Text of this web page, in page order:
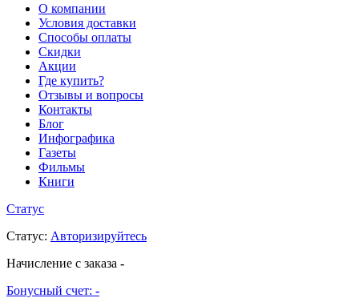
О компании
Условия доставки
Способы оплаты
Скидки
Акции
Где купить?
Отзывы и вопросы
Контакты
Блог
Инфографика
Газеты
Фильмы
Книги
Статус
Статус: Авторизируйтесь
Начисление с заказа -
Бонусный счет: -